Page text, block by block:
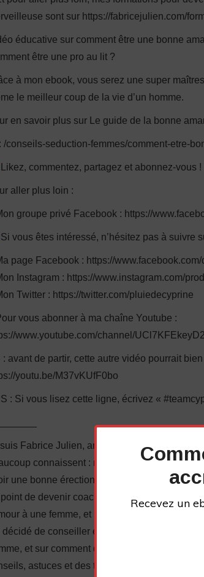
sont sur https://fabricejulien.com/
éducative sur comment être une bonne
être une pro au lit ?
à mon ebook, vous serez une super
le meilleur coup de la vie d’un homme.
en savoir plus sur Le guide de la bonne
/conseils-seduction-femmes/comment-etre-
Likez, commentez, partagez et abonnez-vous !
aller plus loin :
groupe privé Facebook : https://
Si vous êtes intéressé, n’hésitez pas à suivre
page Facebook : https://
Instagram : https://www.instagram.com/
Twitter : https://twitter.com/pluiedecyprine
vous abonner à ma chaîne Youtube :
www.youtube.com/channel/
: avant de partir, cette autre vidéo pourrait
youtu.be/M37vKUfF0bo
: Si vous lisez cette ligne, écrivez «
Fabrice Julien, ancien timide au parcours
connaissent : manque de confiance en
une bonne érection, complexes…Je me
de devenir coach en sexualité, et d’aider
à une femme, et même à faire jouir une
décidé de conseiller également les femmes
et sur comment donner du plaisir à un
astuces et des techniques sexuelles
Recevez un